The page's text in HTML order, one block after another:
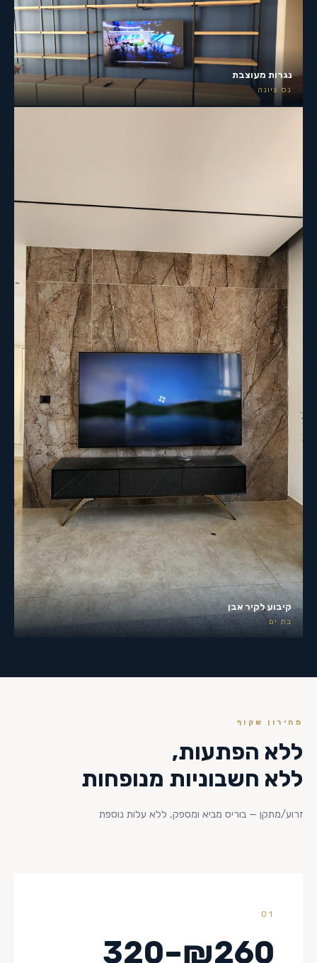
נגרות מעוצבת
נס ציונה
קיבוע לקיר אבן
בת ים
מחירון שקוף
ללא הפתעות,
ללא חשבוניות מנופחות
זרוע/מתקן — בוריס מביא ומספק, ללא עלות נוספת
01
₪260–320